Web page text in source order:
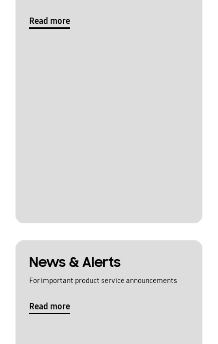
Read more
News & Alerts
For important product service announcements
Read more